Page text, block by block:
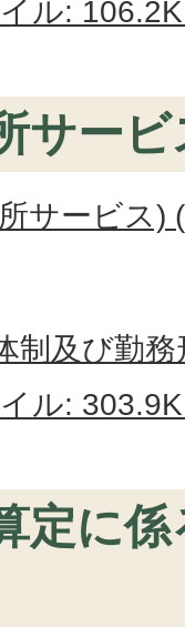
ル:
サー
サービス)
制及び勤
ル:
定に